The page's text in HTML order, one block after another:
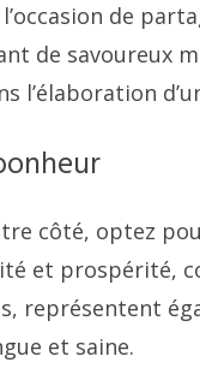
de
de savoureux
l’élaboration
côté, optez
et prospérité,
représentent
et saine.